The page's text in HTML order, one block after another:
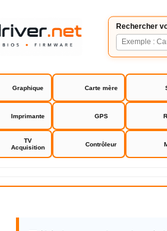
Rechercher
Graphique Carte mère
Imprimante GPS
TV
Acquisition
Contrôleur
Asrock N68C-S UCC drivers bios